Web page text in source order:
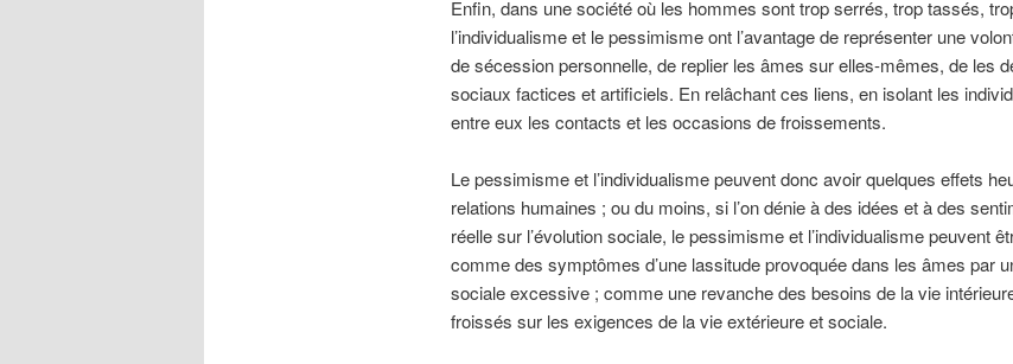
Enfin, dans une société où les hommes sont trop serrés, trop tassés,
l’individualisme et le pessimisme ont l’avantage de représenter une
de sécession personnelle, de replier les âmes sur elles-mêmes, de les
sociaux factices et artificiels. En relâchant ces liens, en isolant les
entre eux les contacts et les occasions de froissements.
Le pessimisme et l’individualisme peuvent donc avoir quelques effets
relations humaines ; ou du moins, si l’on dénie à des idées et à des
réelle sur l’évolution sociale, le pessimisme et l’individualisme peuvent
comme des symptômes d’une lassitude provoquée dans les âmes par
sociale excessive ; comme une revanche des besoins de la vie
froissés sur les exigences de la vie extérieure et sociale.